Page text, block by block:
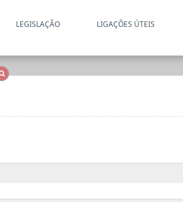
LEGISLAÇÃO LIGAÇÕES ÚTEIS